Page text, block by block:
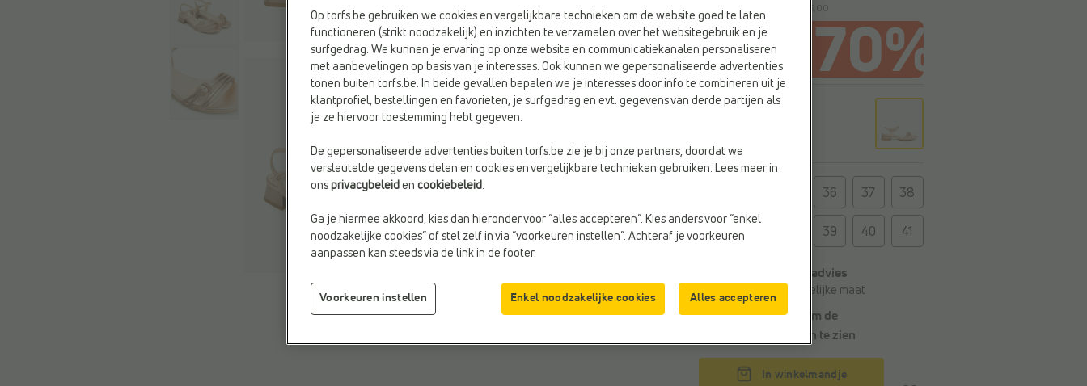
Vorige laagste prijs:
Kleur
36 37 38
39 40 41
Algemeen maatadvies
Bestel je gebruikelijke maat
Kies een maat om de
leveringstermijn te zien
In winkelmandje
Op torfs.be gebruiken we cookies en vergelijkbare technieken om de website goed te laten
functioneren (strikt noodzakelijk) en inzichten te verzamelen over het websitegebruik en je
surfgedrag. We kunnen je ervaring op onze website en communicatiekanalen personaliseren
met aanbevelingen op basis van je interesses. Ook kunnen we gepersonaliseerde advertenties
tonen buiten torfs.be. In beide gevallen bepalen we je interesses door info te combineren uit je
klantprofiel, bestellingen en favorieten, je surfgedrag en evt. gegevens van derde partijen als
je ze hiervoor toestemming hebt gegeven.
De gepersonaliseerde advertenties buiten torfs.be zie je bij onze partners, doordat we
versleutelde gegevens delen en cookies en vergelijkbare technieken gebruiken. Lees meer in
ons privacybeleid en cookiebeleid
Ga je hiermee akkoord, kies dan hieronder voor “alles accepteren”. Kies anders voor “enkel
noodzakelijke cookies” of stel zelf in via “voorkeuren instellen”. Achteraf je voorkeuren
aanpassen kan steeds via de link in de footer.
Voorkeuren instellen Enkel noodzakelijke cookies Alles accepteren